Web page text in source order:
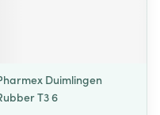
Duimlingen
T3 6